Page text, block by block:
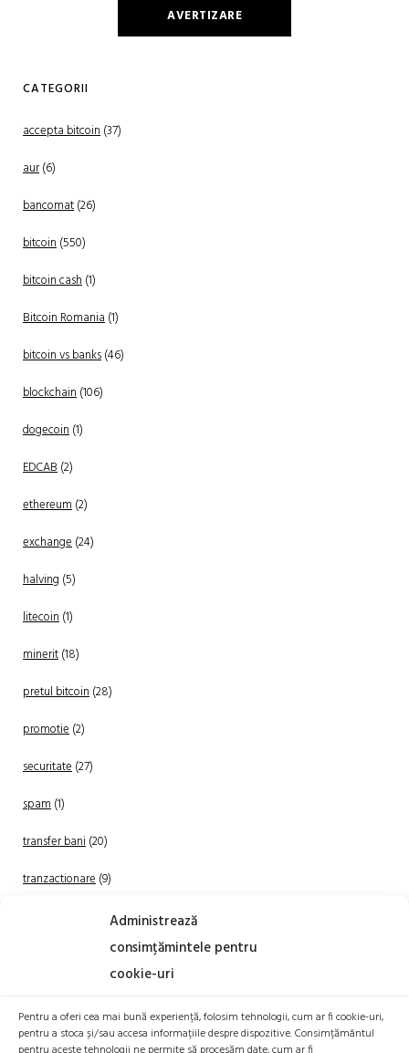
Administrează
consimțămintele pentru
cookie-uri
Pentru a oferi cea mai bună experiență, folosim tehnologii, cum ar fi cookie-uri,
pentru a stoca și/sau accesa informațiile despre dispozitive. Consimțământul
AVERTIZARE
CATEGORII
accepta bitcoin(37)
aur(6)
bancomat(26)
bitcoin(550)
bitcoin cash(1)
Bitcoin Romania(1)
bitcoin vs banks(46)
blockchain(106)
dogecoin(1)
EDCAB(2)
ethereum(2)
exchange(24)
halving (5)
litecoin(1)
minerit(18)
pretul bitcoin(28)
promotie(2)
securitate(27)
spam(1)
transfer bani(20)
tranzactionare(9)
(20)